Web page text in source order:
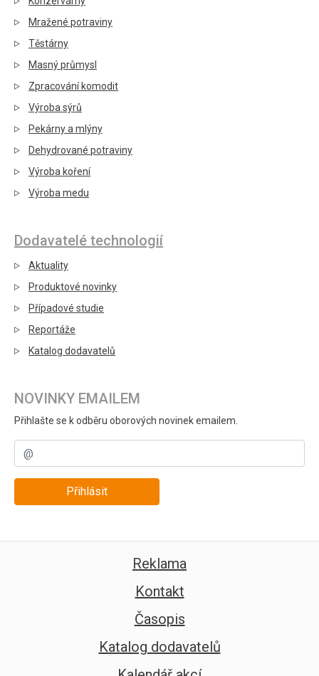
Mražené potraviny
Těstárny
Masný průmysl
Zpracování komodit
Výroba sýrů
Pekárny a mlýny
Dehydrované potraviny
Výroba koření
Výroba medu
Dodavatelé technologií
Aktuality
Produktové novinky
Případové studie
Reportáže
Katalog dodavatelů
NOVINKY EMAILEM
Přihlašte se k odběru oborových novinek emailem.
Přihlásit
Reklama
Kontakt
Časopis
Katalog dodavatelů